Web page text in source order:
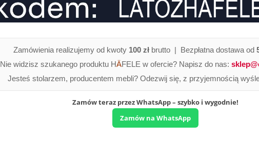
Zamówienia realizujemy od kwoty 100 złbrutto | Bezpłatna dostawa od
Nie widzisz szukanego produktu HÄFELE w ofercie? Napisz do nas:
Jesteś stolarzem, producentem mebli? Odezwij się, z przyjemnością
Zamów teraz przez WhatsApp – szybko i wygodnie!
Zamów na WhatsApp